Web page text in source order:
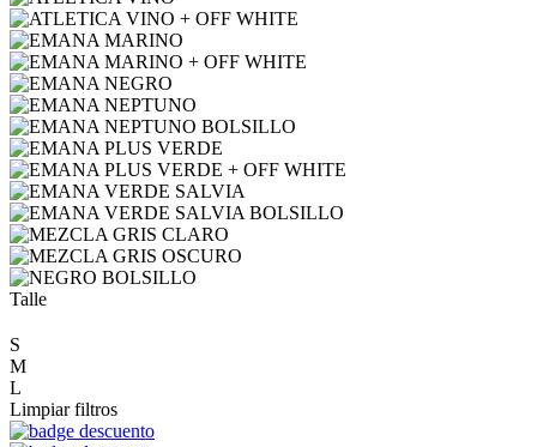
Talle
S
M
L
Limpiar filtros